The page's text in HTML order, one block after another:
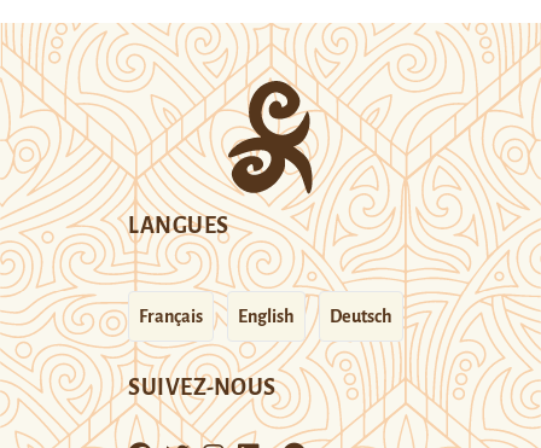
LANGUES
Français English Deutsch
SUIVEZ-NOUS